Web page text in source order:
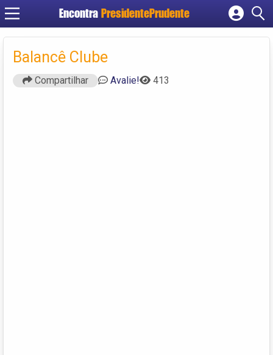
Encontra PresidentePrudente
Cadastrar empresa
Balancê Clube
Compartilhar Avalie! 413